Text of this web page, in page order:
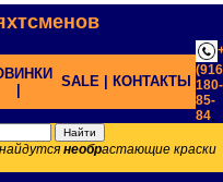
SALE | КОНТАКТЫ 180-
85-
84;
необрастающие краски